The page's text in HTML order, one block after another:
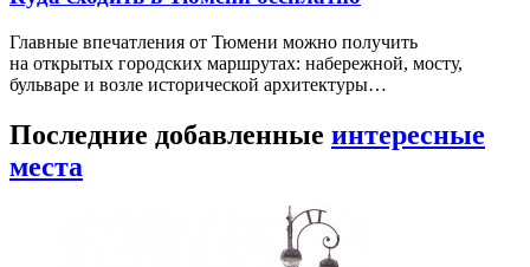
Главные впечатления от Тюмени можно получить
на открытых городских маршрутах: набережной, мосту,
бульваре и возле исторической архитектуры…
Последние добавленные интересные
места